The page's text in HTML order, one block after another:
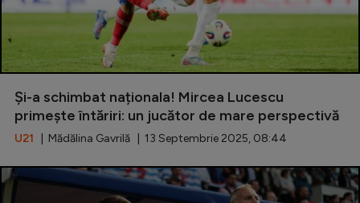
Și-a schimbat naționala! Mircea Lucescu
primește întăriri: un jucător de mare perspectivă
U21 | Mădălina Gavrilă | 13 Septembrie 2025, 08:44